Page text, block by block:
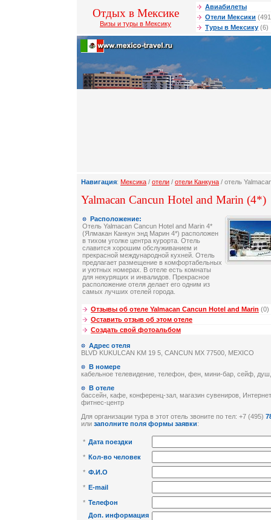
Отдых в Мексике
Визы и туры в Мексику
Авиабилеты
Отели Мексики
Туры в Мексику (6)
Навигация: Мексика / отели / отели Канкуна / отель
Yalmacan Cancun Hotel and Marin (4*)
Расположение:
Отель Yalmacan Cancun Hotel and Marin 4*
(Ялмакан Канкун энд Марин 4*) расположен
в тихом уголке центра курорта. Отель
славится хорошим обслуживанием и
прекрасной международной кухней. Отель
предлагает размещение в комфортабельных
и уютных номерах. В отеле есть комнаты
для некурящих и инвалидов. Прекрасное
расположение отеля делает его одним из
самых лучших отелей города.
Отзывы об отеле Yalmacan Cancun Hotel and Marin (0)
Оставить отзыв об этом отеле
Создать свой фотоальбом
Адрес отеля
BLVD KUKULCAN KM 19 5, CANCUN MX 77500, MEXICO
В номере
кабельное телевидение, телефон, фен, мини-бар, сейф,
В отеле
бассейн, кафе, конференц-зал, магазин сувениров,
фитнес-центр
Для организации тура в этот отель звоните по тел: +7 (495)
или заполните поля формы заявки:
* Дата поездки
* Кол-во человек
* Ф.И.О
* E-mail
* Телефон
Доп. информация